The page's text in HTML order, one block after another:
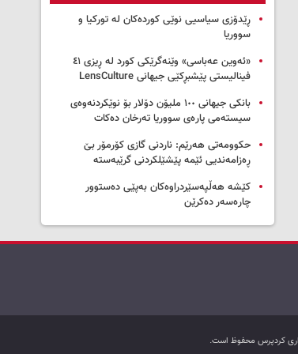
ڕێدۆزی سیاسیی نوێی کوردەکان لە تورکیا و
سووریا
«ئەوین عەباسی» وێنەگرێکی کورد لە ڕیزی ٤١
فینالیستی پێشبڕکێی جیهانی LensCulture
بانکی جیهانی ١٠٠ ملیۆن دۆلار بۆ نوێکردنەوەی
سیستەمی پارەی سووریا تەرخان دەکات
حکوومەتی هەرێم: ناردنی گازی کۆرمۆر بێ
ڕەزامەندیی ئێمە پێشێلکردنی گرێبەستە
کێشە هەڵپەسێردراوەکان بەپێی دەستوور
چارەسەر دەکرێن
کردپرس محفوظ است.